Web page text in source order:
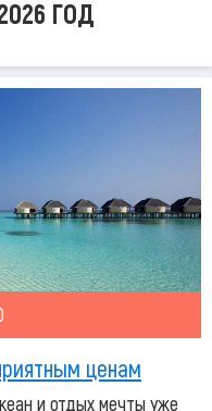
ГОД
ценам
и отдых мечты уже